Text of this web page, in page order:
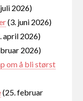
2026)
(3. juni 2026)
april 2026)
2026)
om å bli størst
(25. februar